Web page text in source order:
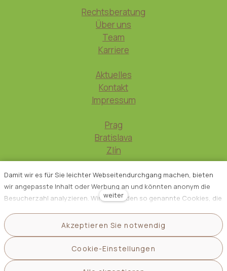
Rechtsberatung
Über uns
Team
Karriere
Aktuelles
Kontakt
Impressum
Prag
Bratislava
Zlín
personenbezogener Daten
Damit wir es für Sie leichter Webseitendurchgang machen, bieten
wir angepasste Inhalt oder Werbung an und könnten anonym die
Besucherzahl analyzieren. Wir verwenden so genannte Cookies, die
Analyse an. Ihre Einstellung könnten Sie mit „Cookies Einstellung“
richten und jederzeit könnten Sie im Webfuß ändern. Ausführliche
Informationen finden Sie in unseren Grundsätzen des Schutzes
personenbezogener Daten und Cookies Benutzung. Stimmen Sie
mit Cookies Benutzung ein?
weiter
Akzeptieren Sie notwendig
Cookie-Einstellungen